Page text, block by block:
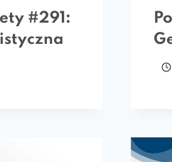
#291: